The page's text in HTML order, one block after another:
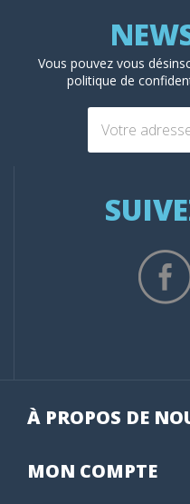
Vous pouvez vous
politique de
À PROPOS DE
MON COMPTE